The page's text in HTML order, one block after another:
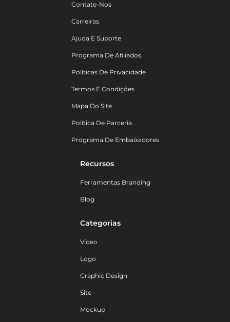
Contate-Nos
Carreiras
Ajuda E Suporte
Programa De Afiliados
Políticas De Privacidade
Termos E Condições
Mapa Do Site
Política De Parceria
Programa De Embaixadores
Recursos
Ferramentas Branding
Blog
Categorias
Vídeo
Logo
Graphic Design
Site
Mockup